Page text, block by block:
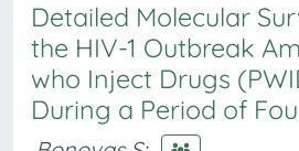
Detailed Molecular
the HIV-1 Outbreak
who Inject Drugs
During a Period of